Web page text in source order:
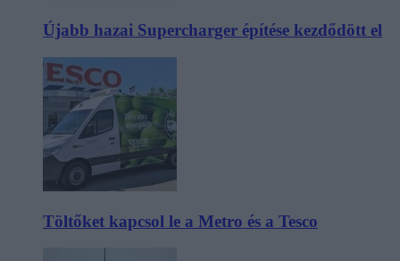
Újabb hazai Supercharger építése kezdődött el
Töltőket kapcsol le a Metro és a Tesco